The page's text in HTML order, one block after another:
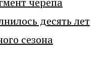
десять лет
сезона